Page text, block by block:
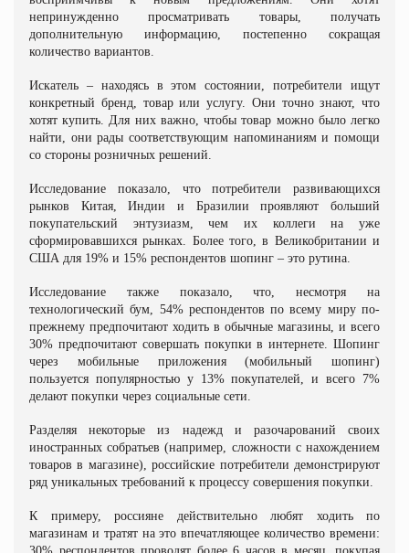
непринужденно просматривать товары, получать
дополнительную информацию, постепенно сокращая
количество вариантов.
Искатель – находясь в этом состоянии, потребители ищут
конкретный бренд, товар или услугу. Они точно знают, что
хотят купить. Для них важно, чтобы товар можно было легко
найти, они рады соответствующим напоминаниям и помощи
со стороны розничных решений.
Исследование показало, что потребители развивающихся
рынков Китая, Индии и Бразилии проявляют больший
покупательский энтузиазм, чем их коллеги на уже
сформировавшихся рынках. Более того, в Великобритании и
США для 19% и 15% респондентов шопинг – это рутина.
Исследование также показало, что, несмотря на
технологический бум, 54% респондентов по всему миру по-
прежнему предпочитают ходить в обычные магазины, и всего
30% предпочитают совершать покупки в интернете. Шопинг
через мобильные приложения (мобильный шопинг)
пользуется популярностью у 13% покупателей, и всего 7%
делают покупки через социальные сети.
Разделяя некоторые из надежд и разочарований своих
иностранных собратьев (например, сложности с нахождением
товаров в магазине), российские потребители демонстрируют
ряд уникальных требований к процессу совершения покупки.
К примеру, россияне действительно любят ходить по
магазинам и тратят на это впечатляющее количество времени: